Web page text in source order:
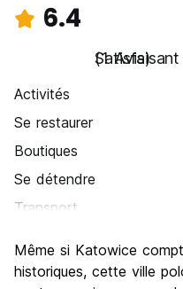
6.4
Satisfaisant
(1 Avis)
Activités
Se restaurer
Boutiques
Se détendre
Transport
Culture
Même si Katowice
historiques, cette ville